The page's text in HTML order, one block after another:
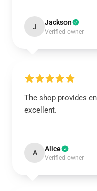
J Jackson
Verified owner
The shop provides
excellent.
A Alice
Verified owner